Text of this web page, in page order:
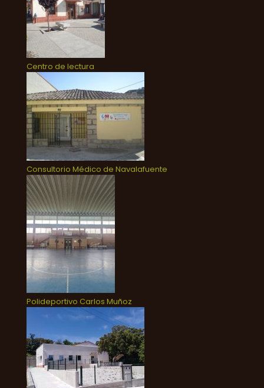
Centro de lectura
Consultorio Médico de Navalafuente
Polideportivo Carlos Muñoz